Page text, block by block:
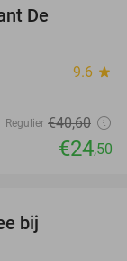
De
9.6 star
Regulier €40,60
€24,50
bij